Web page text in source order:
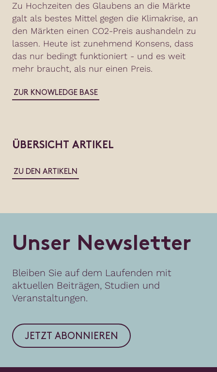
Zu Hochzeiten des Glaubens an die Märkte
galt als bestes Mittel gegen die Klimakrise, an
den Märkten einen CO2-Preis aushandeln zu
lassen. Heute ist zunehmend Konsens, dass
das nur bedingt funktioniert - und es weit
mehr braucht, als nur einen Preis.
ZUR KNOWLEDGE BASE
ÜBERSICHT ARTIKEL
ZU DEN ARTIKELN
Unser Newsletter
Bleiben Sie auf dem Laufenden mit
aktuellen Beiträgen, Studien und
Veranstaltungen.
JETZT ABONNIEREN